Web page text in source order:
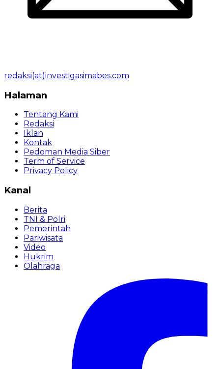
redaksi(at)investigasimabes.com
Halaman
Tentang Kami
Redaksi
Iklan
Kontak
Pedoman Media Siber
Term of Service
Privacy Policy
Kanal
Berita
TNI & Polri
Pemerintah
Pariwisata
Video
Hukrim
Olahraga